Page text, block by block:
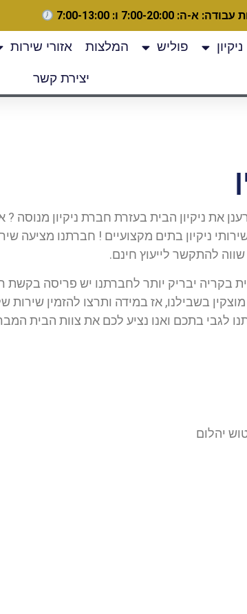
א-ה: 7:00-20:00 ו: 7:00-13:00
פוליש המלצות אזורי שירות
יצירת קשר
את ניקיון הבית בעזרת חברת ניקיון מנוסה ?
ניקיון בתים מקצועיים ! חברתנו מציעה
להתקשר לייעוץ חינם.
בקריה יבריק יותר לחברתנו יש פריסה בקשת
בשבילנו, אז במידה ותרצו להזמין שירות של
לגבי בתכם ואנו נציע לכם את צוות הבית
יהלום